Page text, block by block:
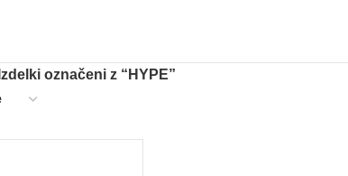
Izdelki označeni z “HYPE”